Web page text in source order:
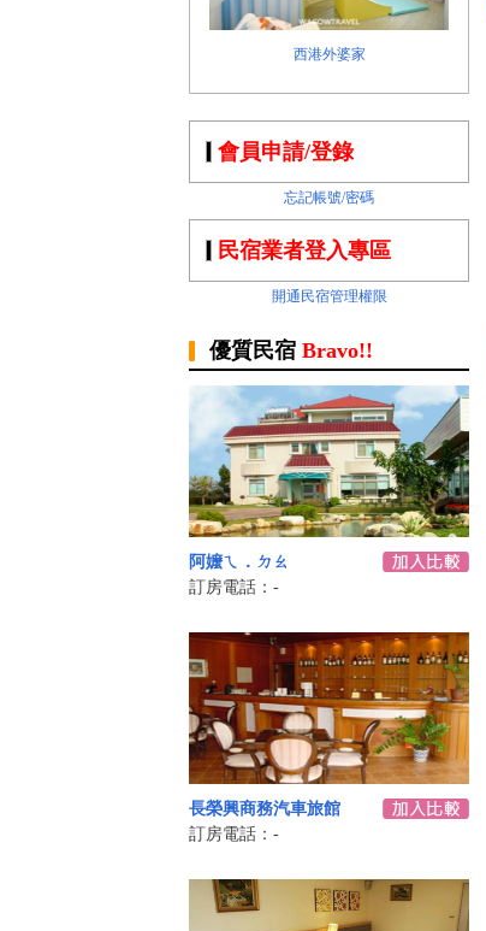
西港外婆家
會員申請/登錄
忘記帳號/密碼
民宿業者登入專區
開通民宿管理權限
優質民宿 Bravo!!
阿嬤ㄟ．ㄉㄠ
訂房電話：-
長榮興商務汽車旅館
訂房電話：-